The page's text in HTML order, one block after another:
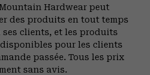
Hardwear peut
des produits en tout temps
clients, et les produits
pour les clients
passée. Tous les prix
sans avis.